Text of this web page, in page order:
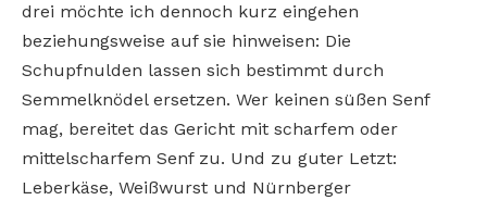
drei möchte ich dennoch kurz eingehen
beziehungsweise auf sie hinweisen: Die
Schupfnulden lassen sich bestimmt durch
Semmelknödel ersetzen. Wer keinen süßen Senf
mag, bereitet das Gericht mit scharfem oder
mittelscharfem Senf zu. Und zu guter Letzt:
Leberkäse, Weißwurst und Nürnberger